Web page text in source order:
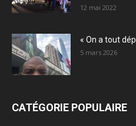
12 mai 2022
« On a tout
5 mars 2026
CATÉGORIE POPULAIRE